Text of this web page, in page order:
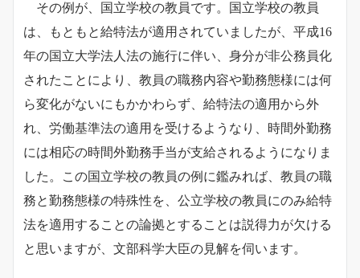
その例が、国立学校の教員です。国立学校の教員
は、もともと給特法が適用されていましたが、平成16
年の国立大学法人法の施行に伴い、身分が非公務員化
されたことにより、教員の職務内容や勤務態様には何
ら変化がないにもかかわらず、給特法の適用から外
れ、労働基準法の適用を受けるようなり、時間外勤務
には相応の時間外勤務手当が支給されるようになりま
した。
この国立学校の教員の例に鑑みれば、教員の職
務と勤務態様の特殊性を、公立学校の教員にのみ給特
法を適用することの論拠とすることは説得力が欠ける
と思いますが、文部科学大臣の見解を伺います。